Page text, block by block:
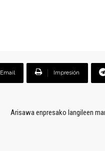
Email Impresión
Arisawa enpresako langileen